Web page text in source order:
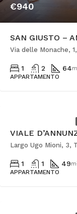
€940
SAN GIUSTO –
Via delle Monache,
1 2 64
APPARTAMENTO
Largo Ugo Mioni, 3,
1 1 49
APPARTAMENTO